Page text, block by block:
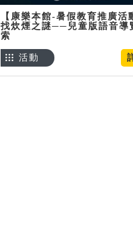
【康樂本館-暑假教育推廣活
找炊煙之謎──兒童版語音導
索
活動